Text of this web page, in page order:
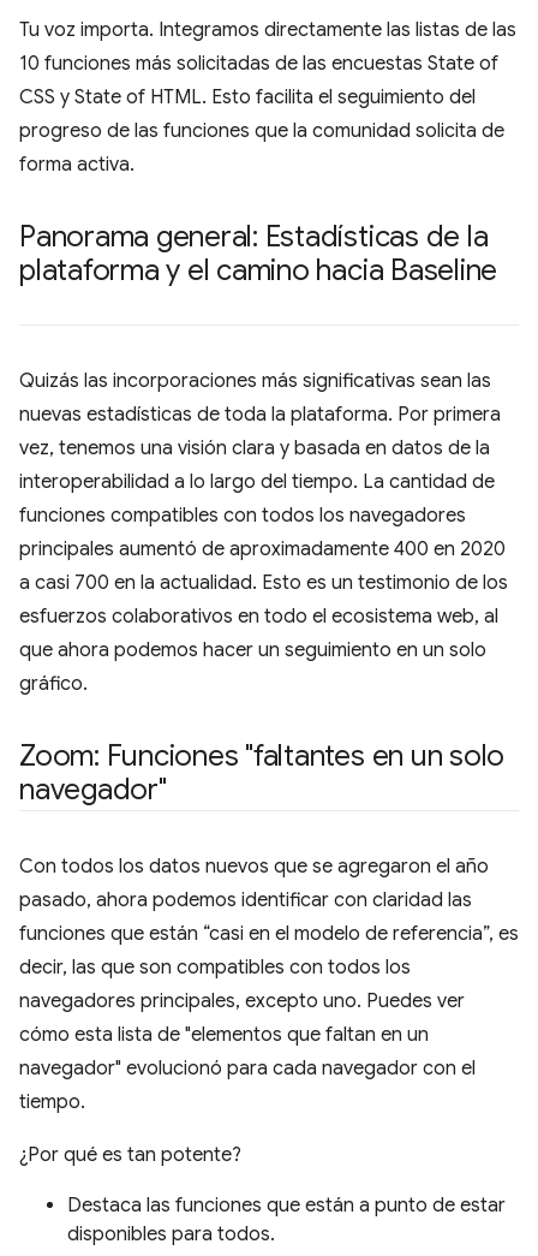
Tu voz importa. Integramos directamente las listas de las
10 funciones más solicitadas de las encuestas State of
CSS y State of HTML. Esto facilita el seguimiento del
progreso de las funciones que la comunidad solicita de
forma activa.
Panorama general: Estadísticas de la
plataforma y el camino hacia Baseline
Quizás las incorporaciones más significativas sean las
nuevas estadísticas de toda la plataforma. Por primera
vez, tenemos una visión clara y basada en datos de la
interoperabilidad a lo largo del tiempo. La cantidad de
funciones compatibles con todos los navegadores
principales aumentó de aproximadamente 400 en 2020
a casi 700 en la actualidad. Esto es un testimonio de los
esfuerzos colaborativos en todo el ecosistema web, al
que ahora podemos hacer un seguimiento en un solo
gráfico.
Zoom: Funciones "faltantes en un solo
navegador"
Con todos los datos nuevos que se agregaron el año
pasado, ahora podemos identificar con claridad las
funciones que están “casi en el modelo de referencia”, es
decir, las que son compatibles con todos los
navegadores principales, excepto uno. Puedes ver
cómo esta lista de "elementos que faltan en un
navegador" evolucionó para cada navegador con el
tiempo.
¿Por qué es tan potente?
Destaca las funciones que están a punto de estar
disponibles para todos.